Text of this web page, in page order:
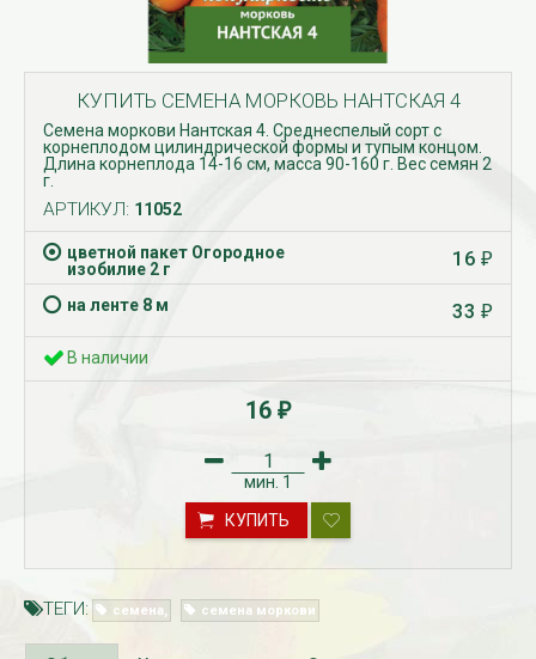
КУПИТЬ СЕМЕНА МОРКОВЬ НАНТСКАЯ 4
Семена моркови Нантская 4. Среднеспелый сорт с
корнеплодом цилиндрической формы и тупым концом.
Длина корнеплода 14-16 см, масса 90-160 г. Вес семян 2
г.
АРТИКУЛ: 11052
цветной пакет Огородное
изобилие 2 г
16 ₽
на ленте 8 м 33 ₽
В наличии
16 ₽
мин. 1
КУПИТЬ
ТЕГИ: семена семена моркови